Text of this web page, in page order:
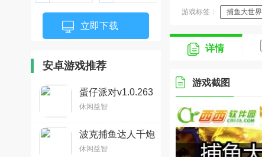
立即下载
安卓游戏推荐
蛋仔派对v1.0.263
安卓版
休闲益智
波克捕鱼达人千炮
版2026微信版本
v7.13.15安卓版
休闲益智
游戏标签：
捕鱼大世界
详情
游戏截图